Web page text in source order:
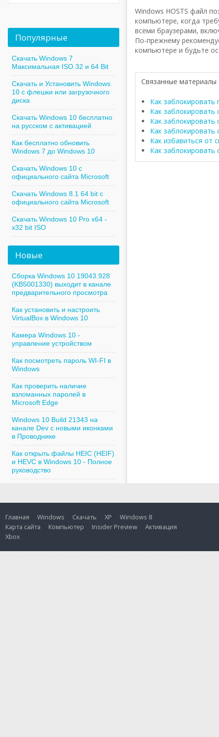
Windows HOSTS файл
компьютере, когда
всеми браузерами,
По-прежнему
компьютере и будьте
Связанные материалы
Как заблокировать
Как
Как заблокировать
Как
Как избавиться от
Как
Популярные
Скачать Windows 7
Максимальная ISO 32 и 64 Bit
Скачать и Установить Windows
10 с флешки или загрузочного
диска
Скачать Windows 10 бесплатно
на русском с активацией
Как бесплатно обновить
Windows 7 до Windows 10
Скачать Windows 10 с
официального сайта Microsoft
Скачать Windows 8.1 64 bit с
официального сайта Microsoft
Скачать Windows 10 Pro x64 -
x32 bit ISO
Новые
Сборка Windows 10 19043.928
(KB5001330) выходит в канале
предварительного просмотра
Как установить и настроить
VirtualBox в Windows 10
Камера Windows 10 -
управление устройством
Как посмотреть пароль WI-FI в
Windows
Как проверить наличие
взломанных паролей в
Microsoft Edge
Windows 10 Build 21343 на
канале Dev с новыми иконками
в Проводнике
Как открыть файлы HEIC (HEIF)
и HEVC в Windows 10 - Полное
руководство
Главная Windows Скачать XP
Windows 8
Карта сайта
Компьютер Insider Preview
Активация
Xbox